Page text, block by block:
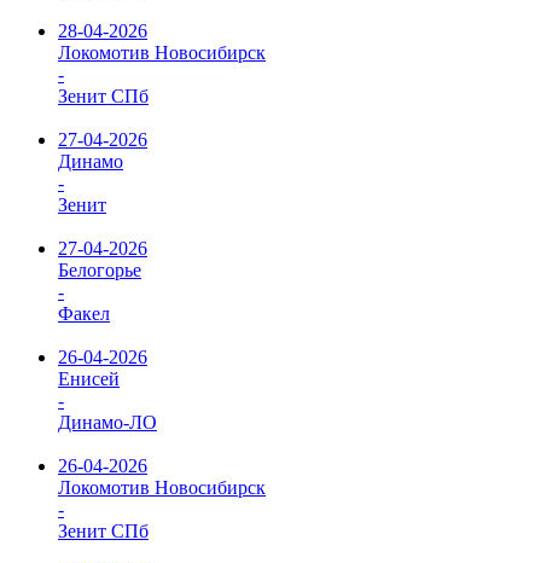
28-04-2026
Локомотив Новосибирск
-
Зенит СПб
27-04-2026
Динамо
-
Зенит
27-04-2026
Белогорье
-
Факел
26-04-2026
Енисей
-
Динамо-ЛО
26-04-2026
Локомотив Новосибирск
-
Зенит СПб